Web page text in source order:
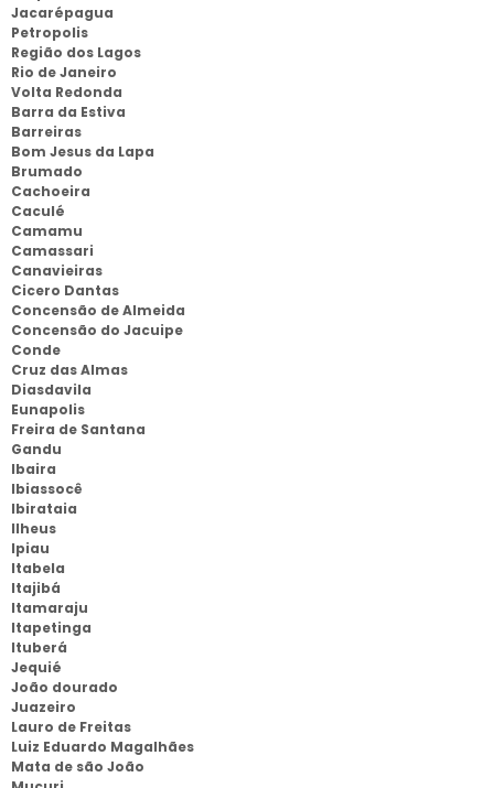
Jacarépagua
Petropolis
Região dos Lagos
Rio de Janeiro
Volta Redonda
Barra da Estiva
Barreiras
Bom Jesus da Lapa
Brumado
Cachoeira
Caculé
Camamu
Camassari
Canavieiras
Cicero Dantas
Concensão de Almeida
Concensão do Jacuipe
Conde
Cruz das Almas
Diasdavila
Eunapolis
Freira de Santana
Gandu
Ibaira
Ibiassocê
Ibirataia
Ilheus
Ipiau
Itabela
Itajibá
Itamaraju
Itapetinga
Ituberá
Jequié
João dourado
Juazeiro
Lauro de Freitas
Luiz Eduardo Magalhães
Mata de são João